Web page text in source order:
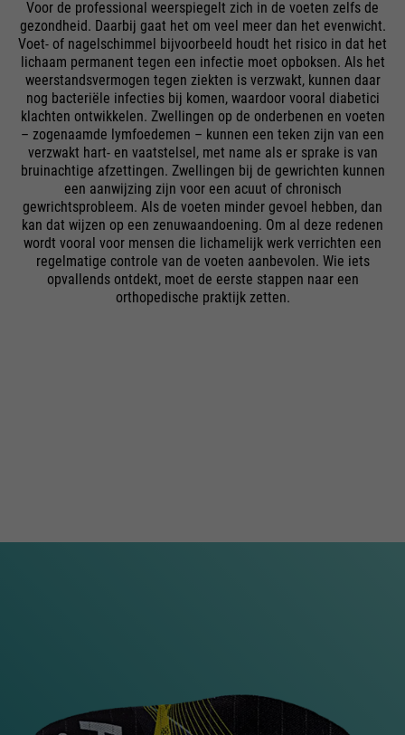
Voor de professional weerspiegelt zich in de voeten zelfs de
gezondheid. Daarbij gaat het om veel meer dan het evenwicht.
Voet- of nagelschimmel bijvoorbeeld houdt het risico in dat het
lichaam permanent tegen een infectie moet opboksen. Als het
weerstandsvermogen tegen ziekten is verzwakt, kunnen daar
nog bacteriële infecties bij komen, waardoor vooral diabetici
klachten ontwikkelen. Zwellingen op de onderbenen en voeten
– zogenaamde lymfoedemen – kunnen een teken zijn van een
verzwakt hart- en vaatstelsel, met name als er sprake is van
bruinachtige afzettingen. Zwellingen bij de gewrichten kunnen
een aanwijzing zijn voor een acuut of chronisch
gewrichtsprobleem. Als de voeten minder gevoel hebben, dan
kan dat wijzen op een zenuwaandoening. Om al deze redenen
wordt vooral voor mensen die lichamelijk werk verrichten een
regelmatige controle van de voeten aanbevolen. Wie iets
opvallends ontdekt, moet de eerste stappen naar een
orthopedische praktijk zetten.